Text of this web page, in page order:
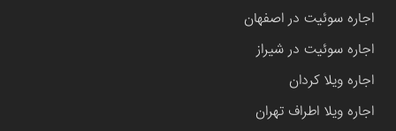
اجاره سوئیت در اصفهان
اجاره سوئیت در شیراز
اجاره ویلا کردان
اجاره ویلا اطراف تهران